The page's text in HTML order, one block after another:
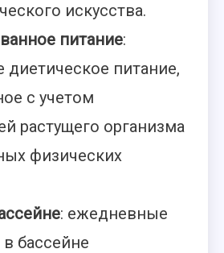
искусства.
питание:
диетическое питание,
с учетом
растущего организма
физических
: ежедневные
бассейне